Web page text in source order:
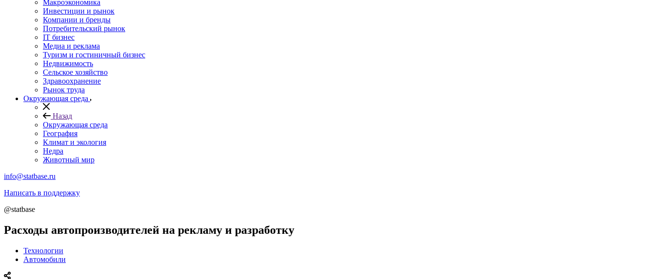
Макроэкономика
Инвестиции и рынок
Компании и бренды
Потребительский рынок
IT бизнес
Медиа и реклама
Туризм и гостиничный бизнес
Недвижимость
Сельское хозяйство
Здравоохранение
Рынок труда
Окружающая среда
Назад
Окружающая среда
География
Климат и экология
Недра
Животный мир
info@statbase.ru
Написать в поддержку
@statbase
Расходы автопроизводителей на рекламу и разработку
Технологии
Автомобили